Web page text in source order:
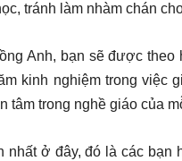
tránh làm nhàm chán
Anh, bạn sẽ được
kinh nghiệm trong việc
tâm trong nghề giáo của
nhất ở đây, đó là các bạn